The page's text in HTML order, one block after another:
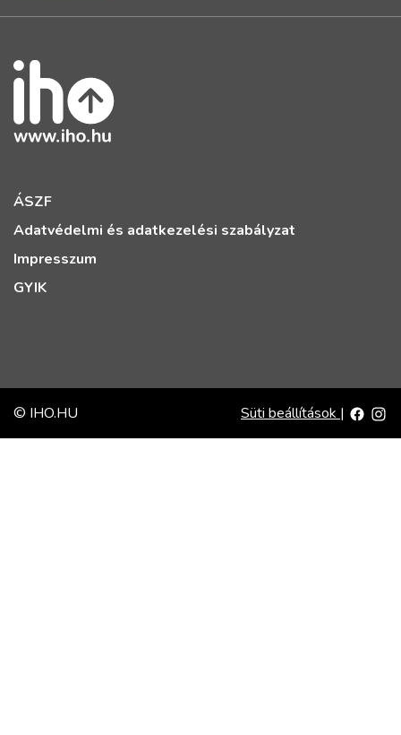
ÁSZF
Adatvédelmi és adatkezelési szabályzat
Impresszum
GYIK
© IHO.HU Süti beállítások |